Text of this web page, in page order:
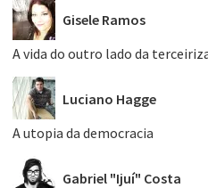
Gisele Ramos
A vida do outro lado da
Luciano Hagge
A utopia da democracia
Gabriel "Ijuí" Costa